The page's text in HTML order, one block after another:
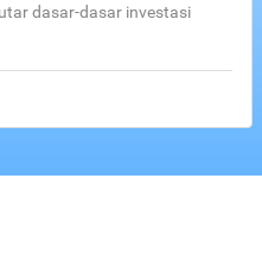
dasar-dasar investasi